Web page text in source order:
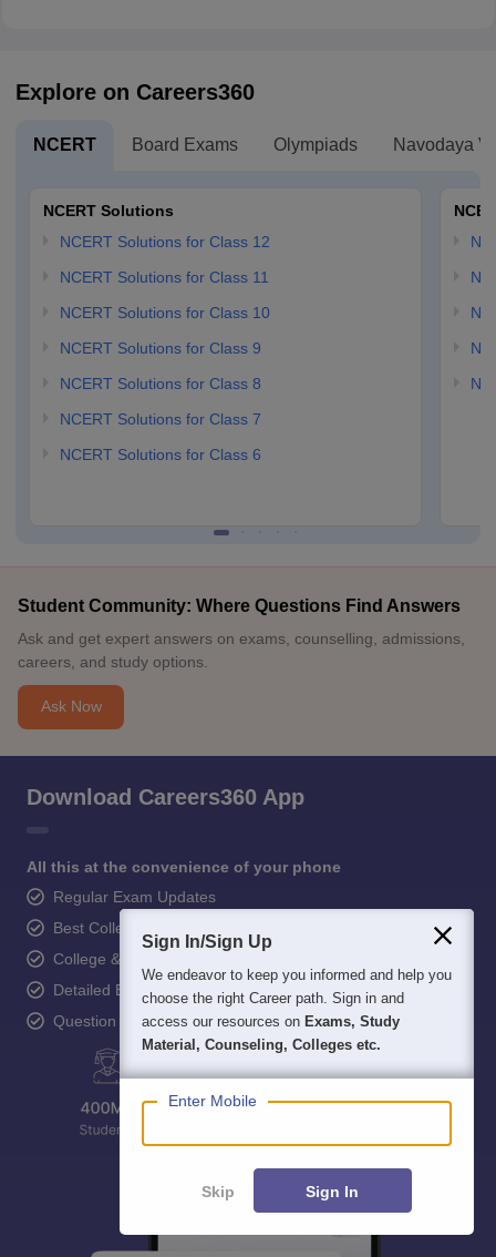
Explore on Careers360
NCERT Board Exams Olympiads Navodaya
NCERT Solutions
NCERT Solutions for Class 12
NCERT Solutions for Class 11
NCERT Solutions for Class 10
NCERT Solutions for Class 9
NCERT Solutions for Class 8
NCERT Solutions for Class 7
NCERT Solutions for Class 6
Student Community: Where Questions Find Answers
Ask and get expert answers on exams, counselling, admissions,
careers, and study options.
Ask Now
Download Careers360 App
All this at the convenience of your phone
Regular Exam Updates
Best College Recommendations
College & Rank predictors
Detailed Books and Sample Papers
Question and Answers
Sign In/Sign Up
We endeavor to keep you informed and help you
choose the right Career path. Sign in and
access our resources on Exams, Study
Material, Counseling, Colleges etc.
Enter Mobile
Skip Sign In